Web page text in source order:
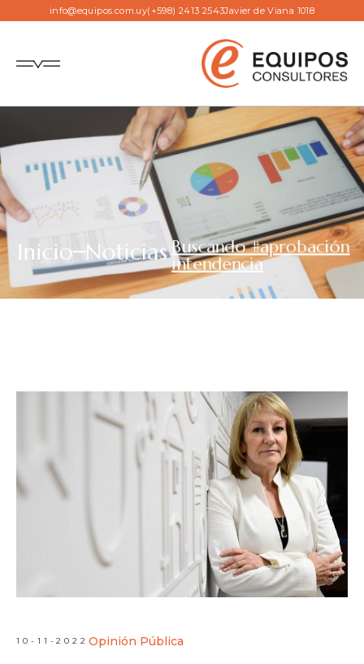
info@equipos.com.uy(+598) 2413 2543Javier de Viana 1018
Inicio Noticias Buscando #aprobación
intendencia
10-11-2022Opinión Pública